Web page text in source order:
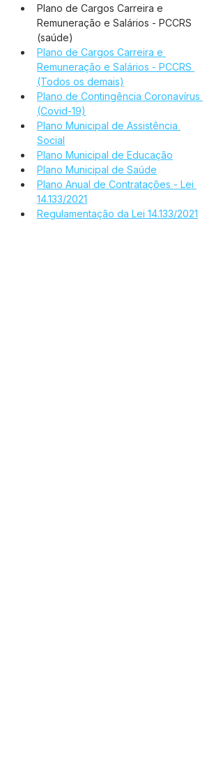
Plano de Cargos Carreira e
Remuneração e Salários - PCCRS
(saúde)
Plano de Cargos Carreira e
Remuneração e Salários - PCCRS
(Todos os demais)
Plano de Contingência Coronavírus
(Covid-19)
Plano Municipal de Assistência
Social
Plano Municipal de Educação
Plano Municipal de Saúde
Plano Anual de Contratações - Lei
14.133/2021
Regulamentação da Lei 14.133/2021